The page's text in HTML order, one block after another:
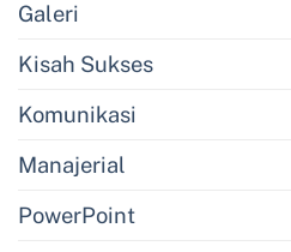
Galeri
Kisah Sukses
Komunikasi
Manajerial
PowerPoint